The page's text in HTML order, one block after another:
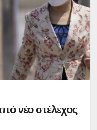
νέο στέλεχος